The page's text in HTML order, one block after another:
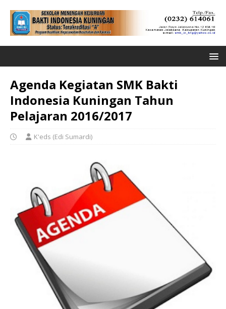
Agenda Kegiatan SMK Bakti
Indonesia Kuningan Tahun
Pelajaran 2016/2017
K'eds (Edi Sumardi)